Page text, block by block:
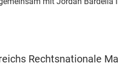
Rechtsnationale